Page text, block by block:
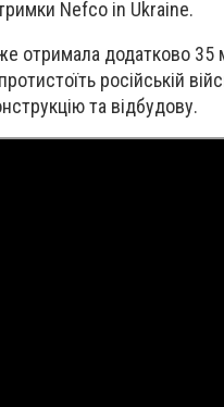
Nefco in Ukraine.
отримала додатково
російській
та відбудову.